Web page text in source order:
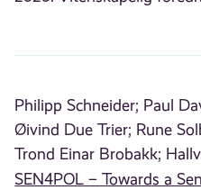
Philipp Schneider; Paul
Øivind Due Trier; Rune
Trond Einar Brobakk;
SEN4POL – Towards a